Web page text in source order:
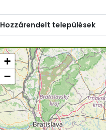
Hozzárendelt települések
+
−